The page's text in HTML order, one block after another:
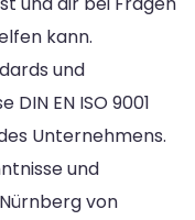
kann.
und
EN ISO 9001
Unternehmens.
und
von